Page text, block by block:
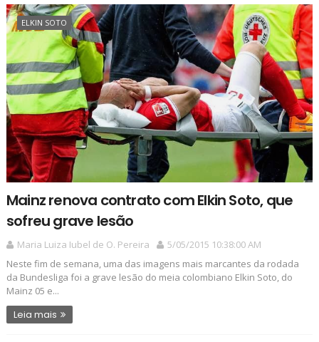
ELKIN SOTO
Mainz renova contrato com Elkin Soto, que
sofreu grave lesão
Maria Luiza Iubel de O. Pereira
5/05/2015 10:38:00 AM
Neste fim de semana, uma das imagens mais marcantes da rodada
da Bundesliga foi a grave lesão do meia colombiano Elkin Soto, do
Mainz 05 e...
Leia mais